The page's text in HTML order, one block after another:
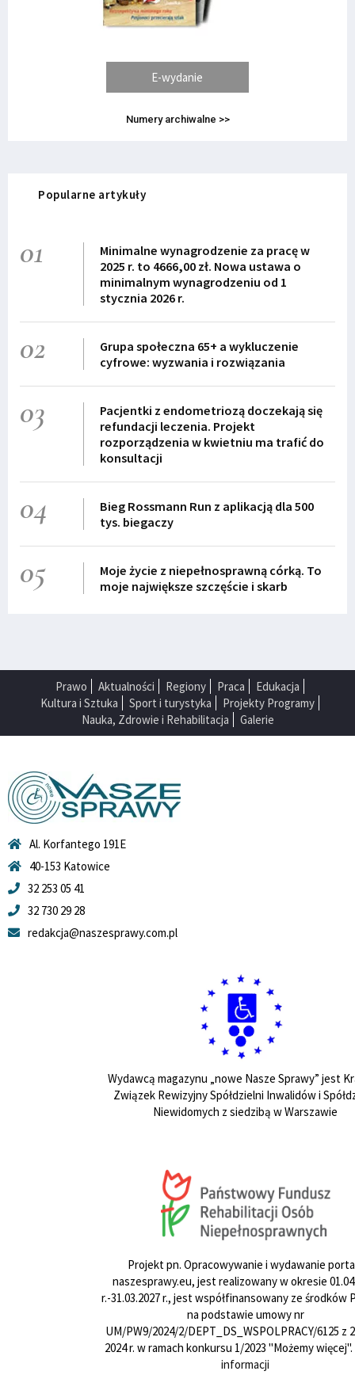
E-wydanie
Numery archiwalne >>
Popularne artykuły
01
Minimalne wynagrodzenie za pracę w
2025 r. to 4666,00 zł. Nowa ustawa o
minimalnym wynagrodzeniu od 1
stycznia 2026 r.
02
Grupa społeczna 65+ a wykluczenie
cyfrowe: wyzwania i rozwiązania
03
Pacjentki z endometriozą doczekają się
refundacji leczenia. Projekt
rozporządzenia w kwietniu ma trafić do
konsultacji
04
Bieg Rossmann Run z aplikacją dla 500
tys. biegaczy
05
Moje życie z niepełnosprawną córką. To
moje największe szczęście i skarb
Prawo Aktualności Regiony Praca
Edukacja
Kultura i Sztuka
Sport i turystyka
Projekty Programy
Nauka, Zdrowie i Rehabilitacja
Galerie
Al. Korfantego 191E
40-153 Katowice
32 253 05 41
32 730 29 28
redakcja@naszesprawy.com.pl
Wydawcą magazynu „nowe Nasze Sprawy” jest
Związek Rewizyjny Spółdzielni Inwalidów i
Niewidomych z siedzibą w Warszawie
Projekt pn. Opracowywanie i wydawanie
naszesprawy.eu, jest realizowany w okresie
r.-31.03.2027 r., jest współfinansowany ze środków
na podstawie umowy nr
UM/PW9/2024/2/DEPT_DS_WSPOLPRACY/6125 z
2024 r. w ramach konkursu 1/2023 "Możemy więcej".
informacji